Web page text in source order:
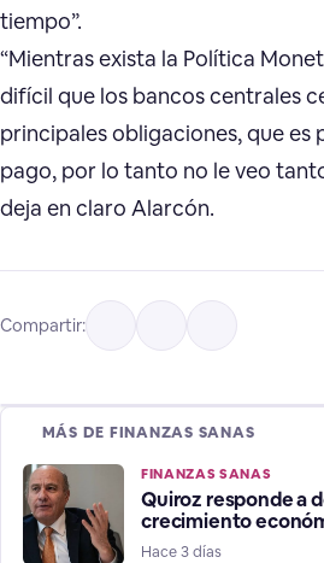
tiempo”.
“Mientras exista la Política
difícil que los bancos centrales
principales obligaciones, que es
pago, por lo tanto no le veo
deja en claro Alarcón.
Compartir:
MÁS DE FINANZAS SANAS
FINANZAS SANAS
Quiroz responde a
crecimiento
que estábamos en
Hace 3 días